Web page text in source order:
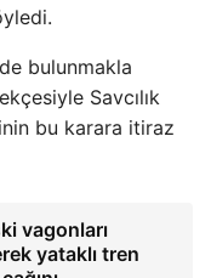
bulunmakla
Savcılık
bu karara itiraz
vagonları
yataklı tren